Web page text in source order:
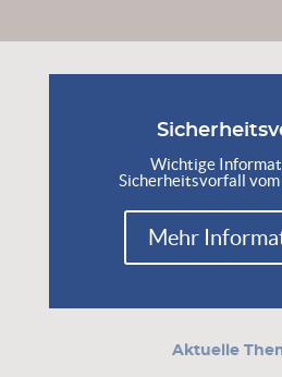
Wichtige
Sicherheitsvorfall
Mehr
Aktuelle